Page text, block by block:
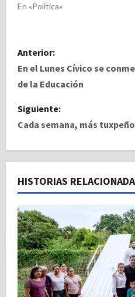
En «Politica»
N
a
e
g
c
i
ó
n
Anterior:
En el Lunes Cívico se
de la Educación
Siguiente:
Cada semana, más
HISTORIAS